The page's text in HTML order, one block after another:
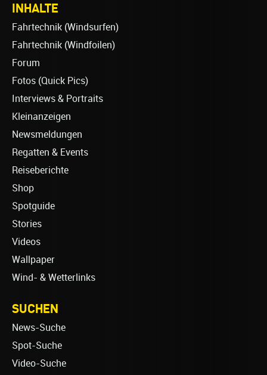
INHALTE
Fahrtechnik (Windsurfen)
Fahrtechnik (Windfoilen)
Forum
Fotos (Quick Pics)
Interviews & Portraits
Kleinanzeigen
Newsmeldungen
Regatten & Events
Reiseberichte
Shop
Spotguide
Stories
Videos
Wallpaper
Wind- & Wetterlinks
SUCHEN
News-Suche
Spot-Suche
Video-Suche